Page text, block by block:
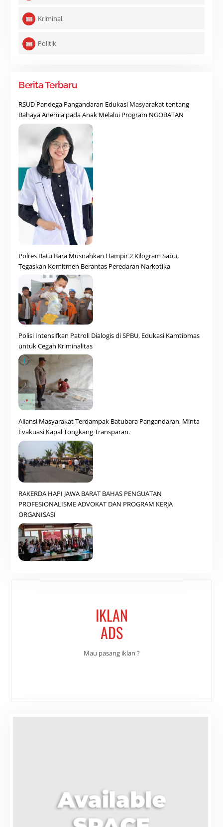
Kriminal
Politik
Berita Terbaru
RSUD Pandega Pangandaran Edukasi Masyarakat tentang
Bahaya Anemia pada Anak Melalui Program NGOBATAN
Polres Batu Bara Musnahkan Hampir 2 Kilogram Sabu,
Tegaskan Komitmen Berantas Peredaran Narkotika
Polisi Intensifkan Patroli Dialogis di SPBU, Edukasi Kamtibmas
untuk Cegah Kriminalitas
Aliansi Masyarakat Terdampak Batubara Pangandaran, Minta
Evakuasi Kapal Tongkang Transparan.
RAKERDA HAPI JAWA BARAT BAHAS PENGUATAN
PROFESIONALISME ADVOKAT DAN PROGRAM KERJA
ORGANISASI
IKLAN
ADS
Mau pasang iklan ?